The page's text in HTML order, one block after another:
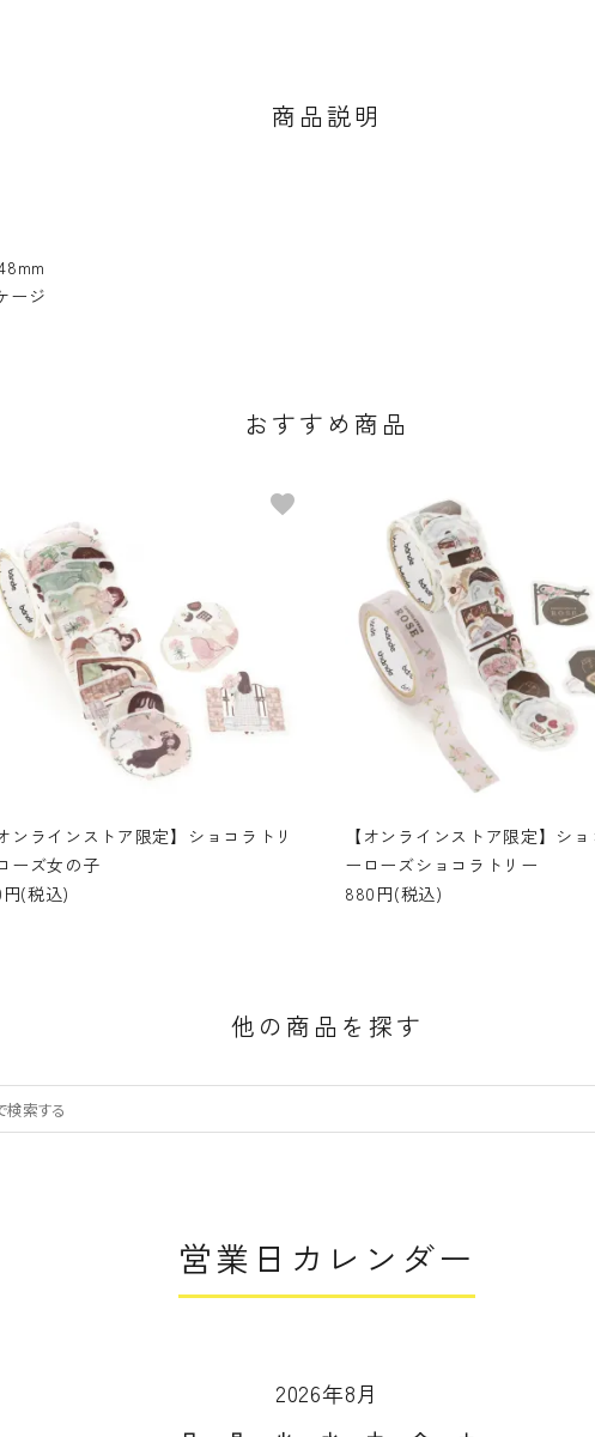
商品説明
ージ
おすすめ商品
オンラインストア限定】ショコラトリ
ーズ女の子
円(税込)
favorite
【オンラインストア限定】ショ
ーローズショコラトリー
880円(税込)
他の商品を探す
営業日カレンダー
2026年8月